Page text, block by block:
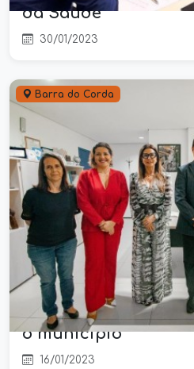
da Saúde
30/01/2023
Barra do Corda
Deputada Abigail e
Teles visitam UEMA
Corda e solicitam
o município
16/01/2023